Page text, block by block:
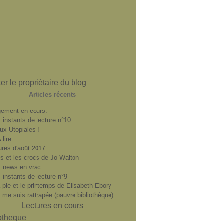
le propriétaire du blog
Articles récents
en cours.
instants de lecture n°10
Utopiales !
lire
d'août 2017
et les crocs de Jo Walton
news en vrac
instants de lecture n°9
pie et le printemps de Elisabeth Ebory
me suis rattrapée (pauvre bibliothèque)
Lectures en cours